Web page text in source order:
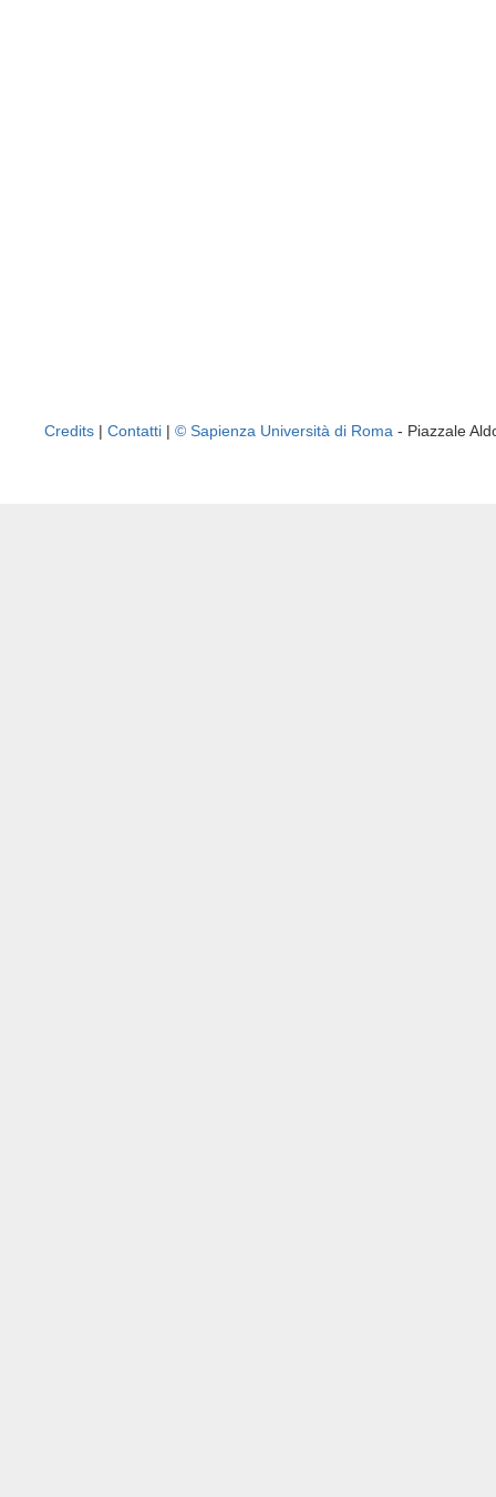
Credits | Contatti | © Sapienza Università di Roma - Piazzale